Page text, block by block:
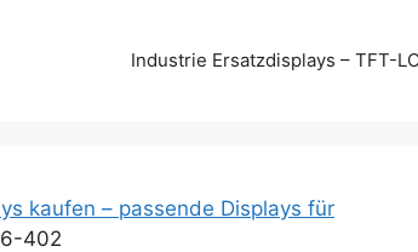
Industrie Ersatzdisplays – TFT-
kaufen – passende Displays für
402